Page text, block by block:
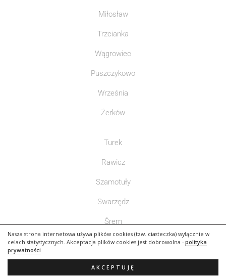
Nasza strona internetowa używa plików cookies (tzw. ciasteczka) wyłącznie w
celach statystycznych. Akceptacja plików cookies jest dobrowolna - polityka
prywatności
AKCEPTUJĘ
Miłosław
Trzcianka
Wągrowiec
Puszczykowo
Września
Żerków
Turek
Rawicz
Szamotuły
Swarzędz
Śrem
Słupca